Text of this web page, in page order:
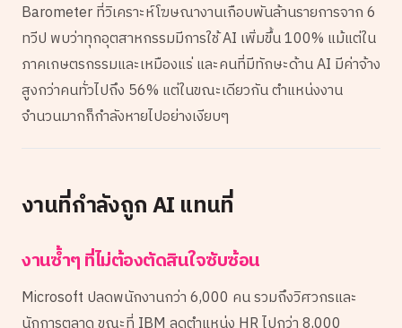
Barometer ที่วิเคราะห์โฆษณางานเกือบพันล้านรายการจาก 6
ทวีป พบว่าทุกอุตสาหกรรมมีการใช้ AI เพิ่มขึ้น 100% แม้แต่ใน
ภาคเกษตรกรรมและเหมืองแร่ และคนที่มีทักษะด้าน AI มีค่าจ้าง
สูงกว่าคนทั่วไปถึง 56% แต่ในขณะเดียวกัน ตำแหน่งงาน
จำนวนมากก็กำลังหายไปอย่างเงียบๆ
งานที่กำลังถูก AI แทนที่
งานซ้ำๆ ที่ไม่ต้องตัดสินใจซับซ้อน
Microsoft ปลดพนักงานกว่า 6,000 คน รวมถึงวิศวกรและ